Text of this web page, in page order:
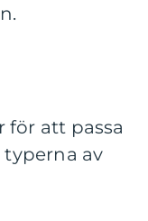
för att passa
typerna av